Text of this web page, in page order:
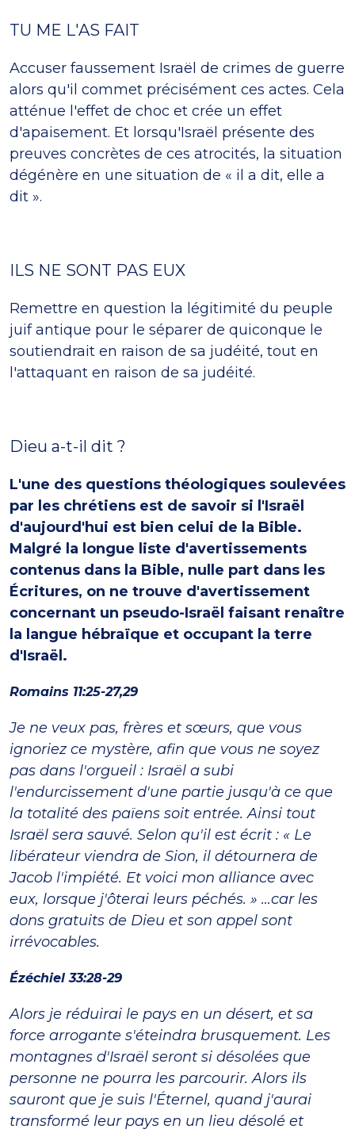
TU ME L'AS FAIT
Accuser faussement Israël de crimes de guerre
alors qu'il commet précisément ces actes. Cela
atténue l'effet de choc et crée un effet
d'apaisement. Et lorsqu'Israël présente des
preuves concrètes de ces atrocités, la situation
dégénère en une situation de « il a dit, elle a
dit ».
ILS NE SONT PAS EUX
Remettre en question la légitimité du peuple
juif antique pour le séparer de quiconque le
soutiendrait en raison de sa judéité, tout en
l'attaquant en raison de sa judéité.
Dieu a-t-il dit ?
L'une des questions théologiques soulevées
par les chrétiens est de savoir si l'Israël
d'aujourd'hui est bien celui de la Bible.
Malgré la longue liste d'avertissements
contenus dans la Bible, nulle part dans les
Écritures, on ne trouve d'avertissement
concernant un pseudo-Israël faisant renaître
la langue hébraïque et occupant la terre
d'Israël.
Romains 11:25-27,29
Je ne veux pas, frères et sœurs, que vous
ignoriez ce mystère, afin que vous ne soyez
pas dans l'orgueil : Israël a subi
l'endurcissement d'une partie jusqu'à ce que
la totalité des païens soit entrée. Ainsi tout
Israël sera sauvé. Selon qu'il est écrit : « Le
libérateur viendra de Sion, il détournera de
Jacob l'impiété. Et voici mon alliance avec
eux, lorsque j'ôterai leurs péchés. » …car les
dons gratuits de Dieu et son appel sont
irrévocables.
Ézéchiel 33:28-29
Alors je réduirai le pays en un désert, et sa
force arrogante s'éteindra brusquement. Les
montagnes d'Israël seront si désolées que
personne ne pourra les parcourir. Alors ils
sauront que je suis l'Éternel, quand j'aurai
transformé leur pays en un lieu désolé et